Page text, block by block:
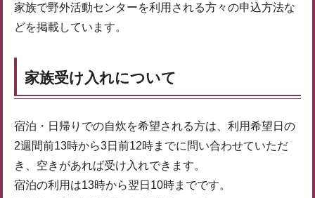
家族で野外活動センターを利用される方々の申込方法な
どを掲載しています。
家族受け入れについて
宿泊・日帰りでの自炊を希望される方は、利用希望日の
2週間前13時から3日前12時までに問い合わせていただ
き、空きがあれば受け入れできます。
宿泊の利用は13時から翌日10時までです。